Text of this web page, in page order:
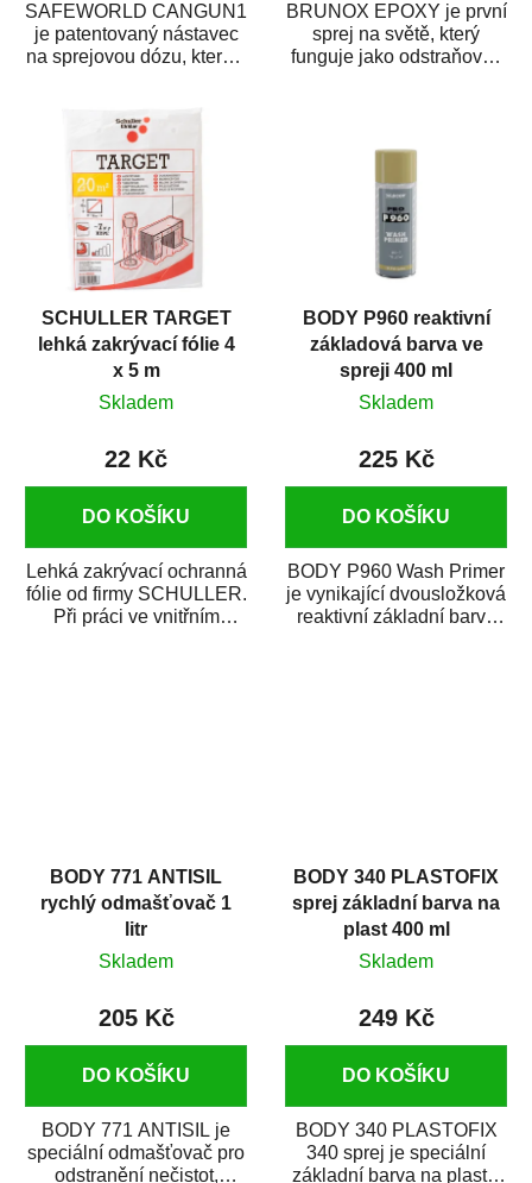
SAFEWORLD CANGUN1
je patentovaný nástavec
na sprejovou dózu, který ji
BRUNOX EPOXY je první
sprej na světě, který
funguje jako odstraňovač
SCHULLER TARGET
lehká zakrývací fólie 4
x 5 m
Skladem
22 Kč
DO KOŠÍKU
Lehká zakrývací ochranná
fólie od firmy SCHULLER.
Při práci ve vnitřním
BODY P960 reaktivní
základová barva ve
spreji 400 ml
Skladem
225 Kč
DO KOŠÍKU
BODY P960 Wash Primer
je vynikající dvousložková
reaktivní základní barva
BODY 771 ANTISIL
rychlý odmašťovač 1
litr
Skladem
205 Kč
DO KOŠÍKU
BODY 771 ANTISIL je
speciální odmašťovač pro
odstranění nečistot,
BODY 340 PLASTOFIX
sprej základní barva na
plast 400 ml
Skladem
249 Kč
DO KOŠÍKU
BODY 340 PLASTOFIX
340 sprej je speciální
základní barva na plasty,